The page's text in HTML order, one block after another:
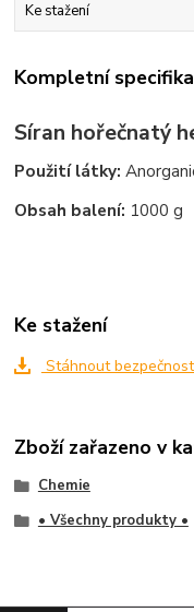
Ke stažení
Kompletní
Síran hořečnatý
Použití látky:
Obsah balení: 1000 g
Ke stažení
Stáhnout
Zboží zařazeno v
Chemie
• Všechny produkty •